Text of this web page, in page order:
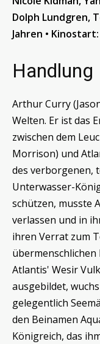
Dolph Lundgren,
Jahren • Kinostart:
Handlung
Arthur Curry
Welten. Er ist das
zwischen dem
Morrison) und
des verborgenen,
Unterwasser-
schützen, musste
verlassen und in
ihren Verrat zum
Atlantis' Wesir
ausgebildet,
gelegentlich
den Beinamen
Königreich, das